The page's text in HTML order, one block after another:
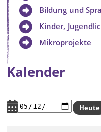
Kalender
Heute
Bildung und
Kinder,
Mikroprojekte